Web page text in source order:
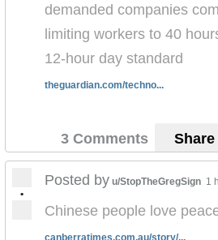
demanded companies
limiting workers to 40
12-hour day standard
theguardian.com/techno...
3 Comments Share
•
Posted by u/StopTheGregSign 1
Chinese people love
canberratimes.com.au/story/...